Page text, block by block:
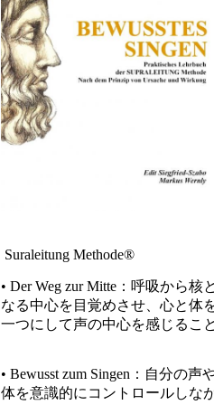
Suraleitung Methode®
• Der Weg zur Mitte：呼吸から核と
なる中心を目覚めさせ、心と体
一つにして声の中心を感じること
• Bewusst zum Singen：自分の声
体を意識的にコントロールしな